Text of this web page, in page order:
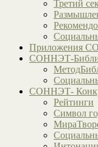
Третий
Приложения
СОННЭТ-
СОННЭТ-
Рейтинги
Символ